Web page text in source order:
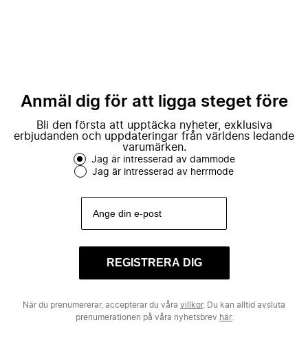
Anmäl dig för att ligga steget före
Bli den första att upptäcka nyheter, exklusiva
erbjudanden och uppdateringar från världens ledande
varumärken.
Jag är intresserad av dammode
Jag är intresserad av herrmode
REGISTRERA DIG
När du prenumererar, accepterar du våra villkor. Du kan alltid avsluta
prenumerationen på våra nyhetsbrev här.